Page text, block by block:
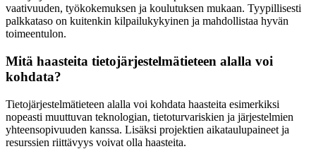
vaativuuden, työkokemuksen ja koulutuksen mukaan. Tyypillisesti
palkkataso on kuitenkin kilpailukykyinen ja mahdollistaa hyvän
toimeentulon.
Mitä haasteita tietojärjestelmätieteen alalla voi
kohdata?
Tietojärjestelmätieteen alalla voi kohdata haasteita esimerkiksi
nopeasti muuttuvan teknologian, tietoturvariskien ja järjestelmien
yhteensopivuuden kanssa. Lisäksi projektien aikataulupaineet ja
resurssien riittävyys voivat olla haasteita.